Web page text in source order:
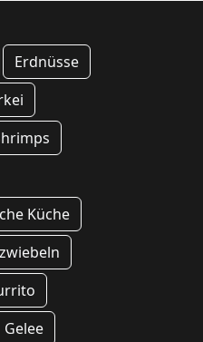
Erdnüsse
Küche
Gelee